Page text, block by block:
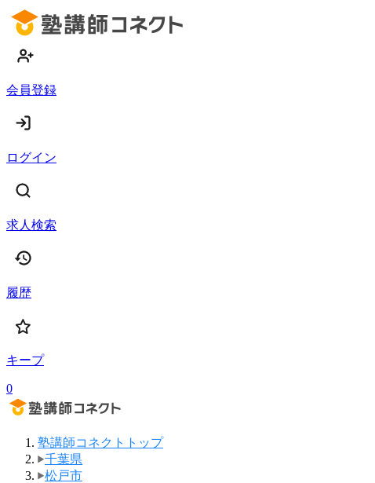
会員登録
ログイン
求人検索
履歴
キープ
0
塾講師コネクトトップ
千葉県
松戸市